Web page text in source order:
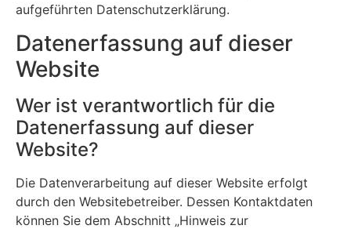
aufgeführten Datenschutzerklärung.
Datenerfassung auf dieser
Website
Wer ist verantwortlich für die
Datenerfassung auf dieser
Website?
Die Datenverarbeitung auf dieser Website erfolgt
durch den Websitebetreiber. Dessen Kontaktdaten
können Sie dem Abschnitt „Hinweis zur